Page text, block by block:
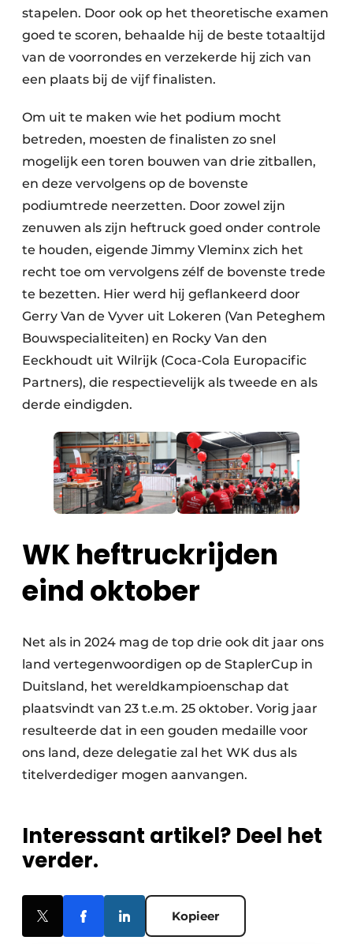
stapelen. Door ook op het theoretische examen
goed te scoren, behaalde hij de beste totaaltijd
van de voorrondes en verzekerde hij zich van
een plaats bij de vijf finalisten.
Om uit te maken wie het podium mocht
betreden, moesten de finalisten zo snel
mogelijk een toren bouwen van drie zitballen,
en deze vervolgens op de bovenste
podiumtrede neerzetten. Door zowel zijn
zenuwen als zijn heftruck goed onder controle
te houden, eigende Jimmy Vleminx zich het
recht toe om vervolgens zélf de bovenste trede
te bezetten. Hier werd hij geflankeerd door
Gerry Van de Vyver uit Lokeren (Van Peteghem
Bouwspecialiteiten) en Rocky Van den
Eeckhoudt uit Wilrijk (Coca-Cola Europacific
Partners), die respectievelijk als tweede en als
derde eindigden.
WK heftruckrijden
eind oktober
Net als in 2024 mag de top drie ook dit jaar ons
land vertegenwoordigen op de StaplerCup in
Duitsland, het wereldkampioenschap dat
plaatsvindt van 23 t.e.m. 25 oktober. Vorig jaar
resulteerde dat in een gouden medaille voor
ons land, deze delegatie zal het WK dus als
titelverdediger mogen aanvangen.
Interessant artikel? Deel het
verder.
Kopieer